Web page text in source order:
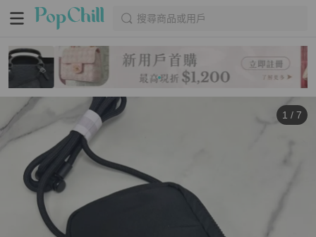
搜尋商品或用戶
1 / 7